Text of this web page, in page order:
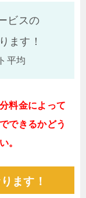
ビスの
ます！
平均
料金によって
できるかどう
。
ます！